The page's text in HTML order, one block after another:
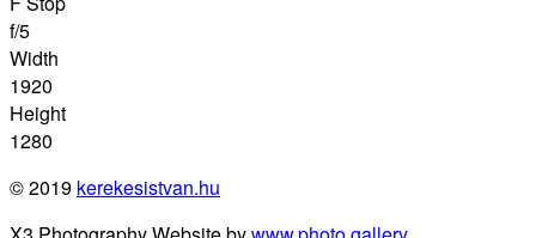
f/5
Width
1920
Height
1280
© 2019 kerekesistvan.hu